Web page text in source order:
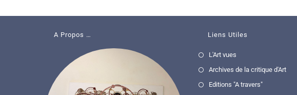
A Propos … Liens Utiles
L'Art vues
Archives de la critique d'Art
Editions "A travers"